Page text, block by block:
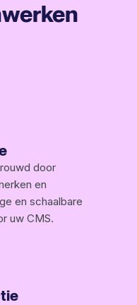
door
en
en schaalbare
uw CMS.